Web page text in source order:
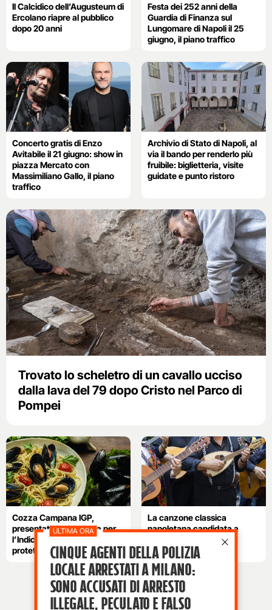
Il Calcidico dell’Augusteum di
Ercolano riapre al pubblico
dopo 20 anni
Festa dei 252 anni della
Guardia di Finanza sul
Lungomare di Napoli il 25
giugno, il piano traffico
Concerto gratis di Enzo
Avitabile il 21 giugno: show in
piazza Mercato con
Massimiliano Gallo, il piano
traffico
Archivio di Stato di Napoli, al
via il bando per renderlo più
fruibile: biglietteria, visite
guidate e punto ristoro
Trovato lo scheletro di un cavallo ucciso
dalla lava del 79 dopo Cristo nel Parco di
Pompei
Cozza Campana IGP,
presentata la domanda per
l’Indicazione geografica
protetta
La canzone classica
napoletana candidata a
patrimonio Unesco:
l’annuncio su Rai Uno
Cinque agenti della polizia
locale arrestati a Milano:
sono accusati di arresto
illegale, peculato e falso